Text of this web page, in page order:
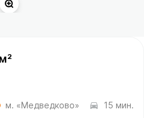
м. «Медведково» 15 мин.